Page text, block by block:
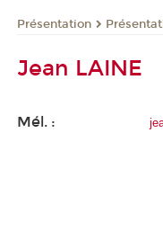
Présentation
Jean LAINE
Mél. :